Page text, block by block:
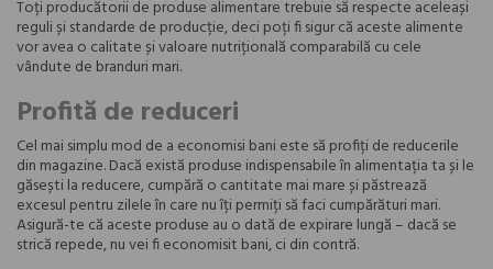
Toți producătorii de produse alimentare trebuie să respecte aceleași
reguli și standarde de producție, deci poți fi sigur că aceste alimente
vor avea o calitate și valoare nutrițională comparabilă cu cele
vândute de branduri mari.
Profită de reduceri
Cel mai simplu mod de a economisi bani este să profiți de reducerile
din magazine. Dacă există produse indispensabile în alimentația ta și le
găsești la reducere, cumpără o cantitate mai mare și păstrează
excesul pentru zilele în care nu îți permiți să faci cumpărături mari.
Asigură-te că aceste produse au o dată de expirare lungă – dacă se
strică repede, nu vei fi economisit bani, ci din contră.